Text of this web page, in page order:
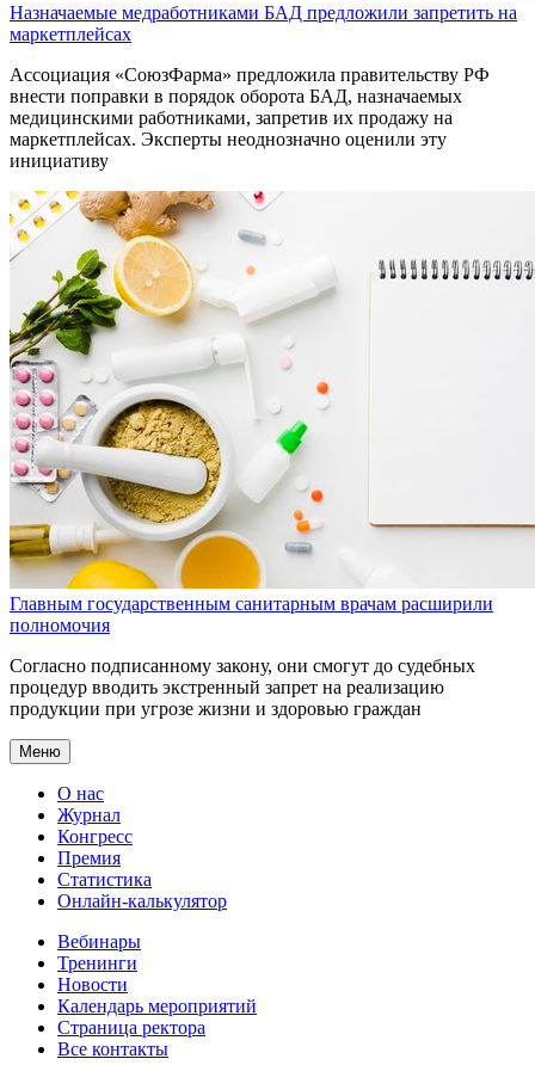
Назначаемые медработниками БАД предложили запретить на
маркетплейсах
Ассоциация «СоюзФарма» предложила правительству РФ
внести поправки в порядок оборота БАД, назначаемых
медицинскими работниками, запретив их продажу на
маркетплейсах. Эксперты неоднозначно оценили эту
инициативу
Главным государственным санитарным врачам расширили
полномочия
Согласно подписанному закону, они смогут до судебных
процедур вводить экстренный запрет на реализацию
продукции при угрозе жизни и здоровью граждан
Меню
О нас
Журнал
Конгресс
Премия
Статистика
Онлайн-калькулятор
Вебинары
Тренинги
Новости
Календарь мероприятий
Страница ректора
Все контакты